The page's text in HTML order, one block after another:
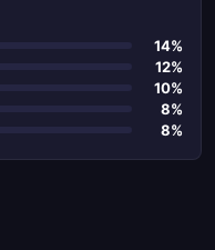
14%
12%
10%
8%
8%